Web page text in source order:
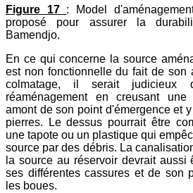
Figure 17 : Model
proposé pour assurer la
Bamendjo.
En ce qui concerne la source
est non fonctionnelle du fait de son
colmatage, il serait judicieux
réaménagement en creusant
amont de son point d'émergence et
pierres. Le dessus pourrait être
une tapote ou un plastique qui
source par des débris. La
la source au réservoir devrait aussi
ses différentes cassures et de son
les boues.